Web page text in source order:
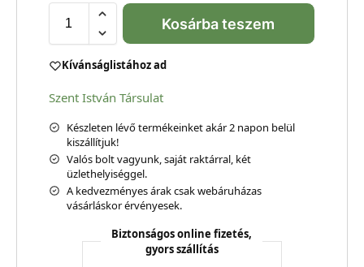
Kosárba teszem
Kívánságlistához ad
Szent István Társulat
Készleten lévő termékeinket akár 2 napon belül
kiszállítjuk!
Valós bolt vagyunk, saját raktárral, két
üzlethelyiséggel.
A kedvezményes árak csak webáruházas
vásárláskor érvényesek.
Biztonságos online fizetés,
gyors szállítás